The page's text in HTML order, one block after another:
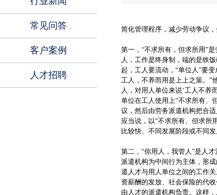
常见问答
客户案例
人才招聘
简化管理程序，减少劳动争议
第一，“不求所有，但求所用”
人，工作是终身制，端的是铁
起，工人要流动，“单位人”要
工人，不养而用是上上之策。”
人，对用人单位来说‘工人不养
单位在工人使用上“不求所有、
议，然后由劳务派遣机构把合
应当说，以“不求所有、但求所
比较快、不同发展阶段或不同
第二，“你用人，我管人”是人
派遣机构为中间行为主体，形
遣人才与用人单位之间的工作
资薪酬的发放、社会保险的代
由人才的派遣机构负责。这样